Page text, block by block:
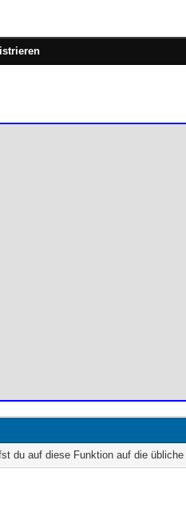
du auf diese Funktion auf die